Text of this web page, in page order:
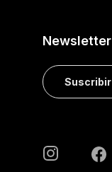
Newsletter
Suscribir